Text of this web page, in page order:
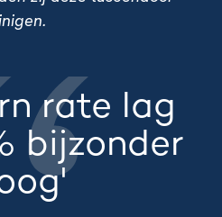
rate lag
bijzonder